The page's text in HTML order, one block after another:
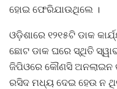
ହୋଇ ଫେରିଯାଉଥିଲେ ।
ଓଡ଼ିଶାରେ ୧୨୧୫ଟି ଡାକ
ଛୋଟ ଡାକ ଘରେ ସ୍ଥିତି
ଜିପିଓରେ କୌଣସି ଅନଲାଇନ
ରସିଦ ମଧ୍ୟ ଦେଇ ହେଉ ନ